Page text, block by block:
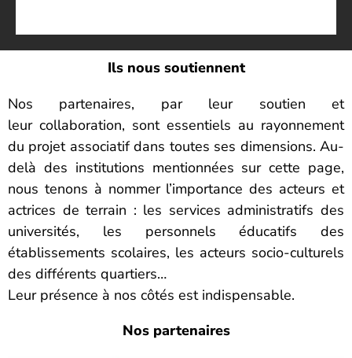
Ils nous soutiennent
Nos partenaires, par leur soutien et
leur collaboration, sont essentiels au rayonnement
du projet associatif dans toutes ses dimensions. Au-
delà des institutions mentionnées sur cette page,
nous tenons à nommer l’importance des acteurs et
actrices de terrain : les services administratifs des
universités, les personnels éducatifs des
établissements scolaires, les acteurs socio-culturels
des différents quartiers…
Leur présence à nos côtés est indispensable.
Nos partenaires